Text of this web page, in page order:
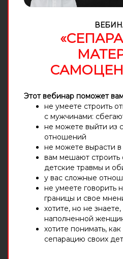
Этот вебинар поможет
не умеете строить
с мужчинами:
не можете выйти из
отношений
не можете вырасти
вам мешают строить
детские травмы и
у вас сложные
не умеете говорить
границы и свое
хотите, но не
наполненной
хотите понимать,
сепарацию своих